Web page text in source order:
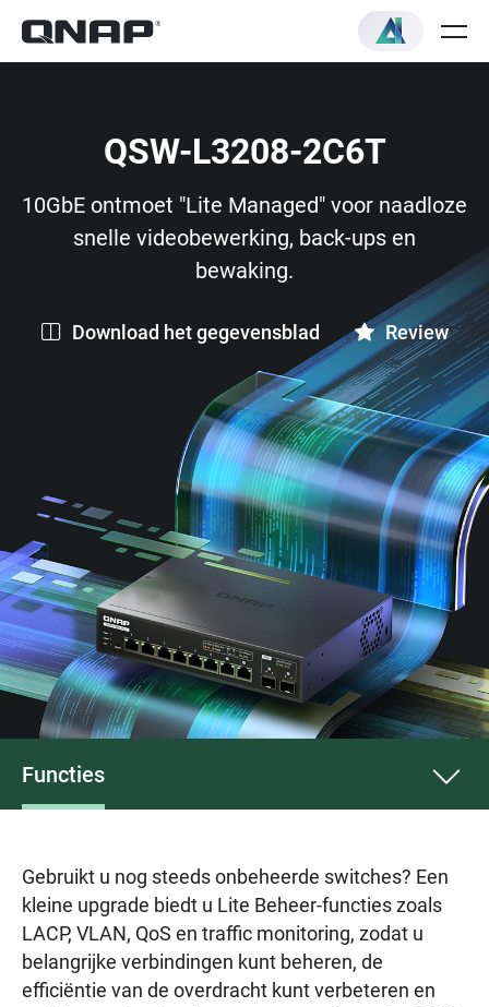
QSW-L3208-2C6T
10GbE ontmoet "Lite Managed" voor naadloze
snelle videobewerking, back-ups en
bewaking.
Download het gegevensblad Review
Functies
Gebruikt u nog steeds onbeheerde switches? Een
kleine upgrade biedt u Lite Beheer-functies zoals
LACP, VLAN, QoS en traffic monitoring, zodat u
belangrijke verbindingen kunt beheren, de
efficiëntie van de overdracht kunt verbeteren en